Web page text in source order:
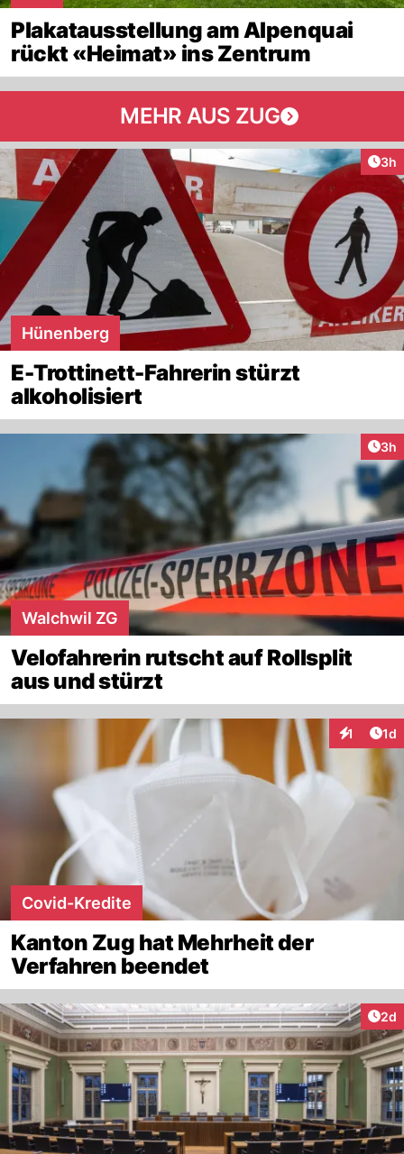
Plakatausstellung am Alpenquai
rückt «Heimat» ins Zentrum
MEHR AUS ZUG
3h
Hünenberg
E-Trottinett-Fahrerin stürzt
alkoholisiert
3h
Walchwil ZG
Velofahrerin rutscht auf Rollsplit
aus und stürzt
1 1d
Covid-Kredite
Kanton Zug hat Mehrheit der
Verfahren beendet
2d